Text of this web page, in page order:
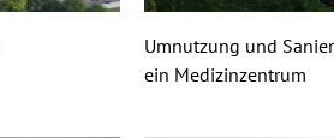
Umnutzung und
ein Medizinzentrum